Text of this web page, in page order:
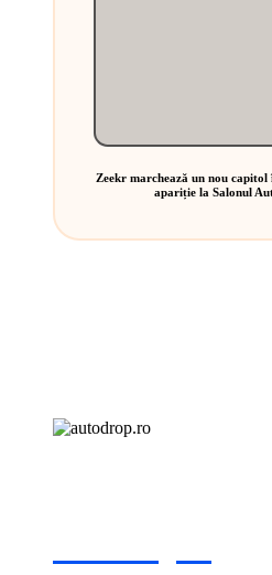
Zeekr marchează un nou
apariție la Salonul